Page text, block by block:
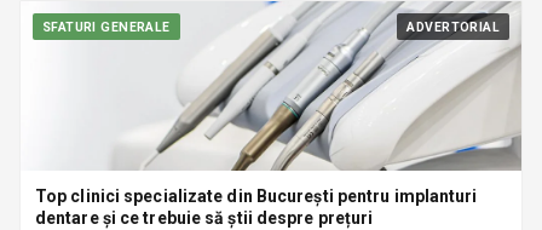
SFATURI GENERALE ADVERTORIAL
Top clinici specializate din București pentru implanturi
dentare și ce trebuie să știi despre prețuri